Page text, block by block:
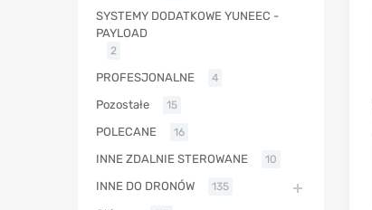
SYSTEMY DODATKOWE YUNEEC -
PAYLOAD
2
PROFESJONALNE 4
Pozostałe 15
POLECANE 16
INNE ZDALNIE STEROWANE 10
INNE DO DRONÓW 135